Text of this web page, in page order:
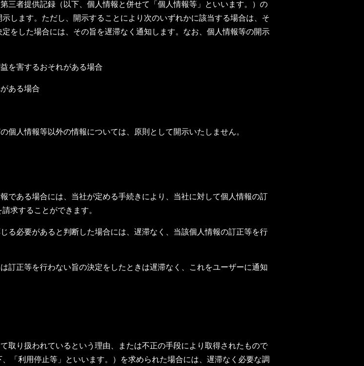
三者提供記録（以下、個人情報と併せて「個人情報等」といいます。）の
します。ただし、開示することにより次のいずれかに該当する場合は、そ
をした場合には、その旨を遅滞なく通知します。なお、個人情報等の開示
を害するおそれがある場合
ある場合
個人情報等以外の情報については、原則として開示いたしません。
である場合には、当社が定める手続きにより、当社に対して個人情報の訂
求することができます。
る必要があると判断した場合には、遅滞なく、当該個人情報の訂正等を行
訂正等を行わない旨の決定をしたときは遅滞なく、これをユーザーに通知
取り扱われているという理由、または不正の手段により取得されたもので
「利用停止等」といいます。）を求められた場合には、遅滞なく必要な調